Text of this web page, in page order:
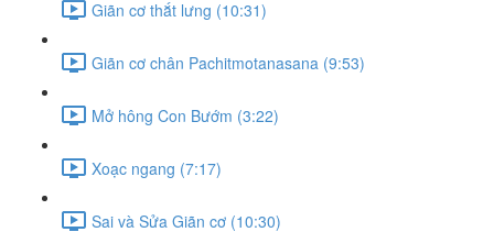
Giãn cơ thắt lưng (10:31)
Giãn cơ chân Pachitmotanasana (9:53)
Mở hông Con Bướm (3:22)
Xoạc ngang (7:17)
Sai và Sửa Giãn cơ (10:30)